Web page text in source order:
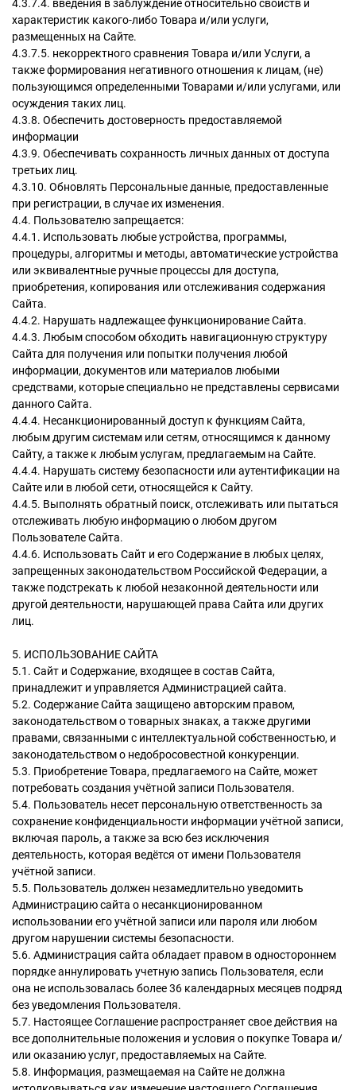
4.3.7.4. введения в заблуждение относительно свойств и
характеристик какого-либо Товара и/или услуги,
размещенных на Сайте.
4.3.7.5. некорректного сравнения Товара и/или Услуги, а
также формирования негативного отношения к лицам, (не)
пользующимся определенными Товарами и/или услугами, или
осуждения таких лиц.
4.3.8. Обеспечить достоверность предоставляемой
информации
4.3.9. Обеспечивать сохранность личных данных от доступа
третьих лиц.
4.3.10. Обновлять Персональные данные, предоставленные
при регистрации, в случае их изменения.
4.4. Пользователю запрещается:
4.4.1. Использовать любые устройства, программы,
процедуры, алгоритмы и методы, автоматические устройства
или эквивалентные ручные процессы для доступа,
приобретения, копирования или отслеживания содержания
Сайта.
4.4.2. Нарушать надлежащее функционирование Сайта.
4.4.3. Любым способом обходить навигационную структуру
Сайта для получения или попытки получения любой
информации, документов или материалов любыми
средствами, которые специально не представлены сервисами
данного Сайта.
4.4.4. Несанкционированный доступ к функциям Сайта,
любым другим системам или сетям, относящимся к данному
Сайту, а также к любым услугам, предлагаемым на Сайте.
4.4.4. Нарушать систему безопасности или аутентификации на
Сайте или в любой сети, относящейся к Сайту.
4.4.5. Выполнять обратный поиск, отслеживать или пытаться
отслеживать любую информацию о любом другом
Пользователе Сайта.
4.4.6. Использовать Сайт и его Содержание в любых целях,
запрещенных законодательством Российской Федерации, а
также подстрекать к любой незаконной деятельности или
другой деятельности, нарушающей права Сайта или других
лиц.
5. ИСПОЛЬЗОВАНИЕ САЙТА
5.1. Сайт и Содержание, входящее в состав Сайта,
принадлежит и управляется Администрацией сайта.
5.2. Содержание Сайта защищено авторским правом,
законодательством о товарных знаках, а также другими
правами, связанными с интеллектуальной собственностью, и
законодательством о недобросовестной конкуренции.
5.3. Приобретение Товара, предлагаемого на Сайте, может
потребовать создания учётной записи Пользователя.
5.4. Пользователь несет персональную ответственность за
сохранение конфиденциальности информации учётной записи,
включая пароль, а также за всю без исключения
деятельность, которая ведётся от имени Пользователя
учётной записи.
5.5. Пользователь должен незамедлительно уведомить
Администрацию сайта о несанкционированном
использовании его учётной записи или пароля или любом
другом нарушении системы безопасности.
5.6. Администрация сайта обладает правом в одностороннем
порядке аннулировать учетную запись Пользователя, если
она не использовалась более 36 календарных месяцев подряд
без уведомления Пользователя.
5.7. Настоящее Соглашение распространяет свое действия на
все дополнительные положения и условия о покупке Товара и/
или оказанию услуг, предоставляемых на Сайте.
5.8. Информация, размещаемая на Сайте не должна